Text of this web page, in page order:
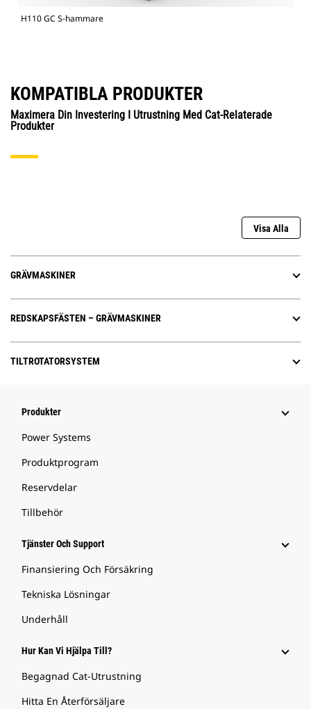
H110 GC S-hammare
KOMPATIBLA PRODUKTER
Maximera Din Investering I Utrustning Med Cat-Relaterade
Produkter
Visa Alla
GRÄVMASKINER
REDSKAPSFÄSTEN – GRÄVMASKINER
TILTROTATORSYSTEM
Produkter
Power Systems
Produktprogram
Reservdelar
Tillbehör
Tjänster Och Support
Finansiering Och Försäkring
Tekniska Lösningar
Underhåll
Hur Kan Vi Hjälpa Till?
Begagnad Cat-Utrustning
Hitta En Återförsäljare